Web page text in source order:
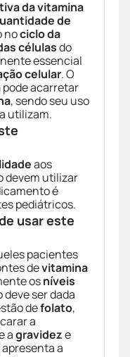
da vitamina
de
nociclo da
célulasdo
essencial
celular. O
pode acarretar
, sendo seu uso
utilizam.
aos
devem utilizar
é
pediátricos.
usar este
pacientes
devitamina
osníveis
ser dada
defolato,
a
agravideze
a